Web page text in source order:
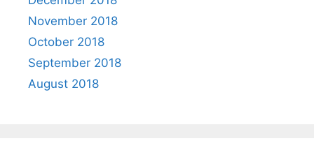
November 2018
October 2018
September 2018
August 2018